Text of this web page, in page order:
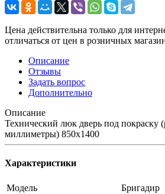
Цена действительна только для
отличаться от цен в розничных
Описание
Отзывы
Задать вопрос
Дополнительно
Описание
Технический люк дверь под покраску
миллиметры) 850x1400
Характеристики
Модель
Бригадир